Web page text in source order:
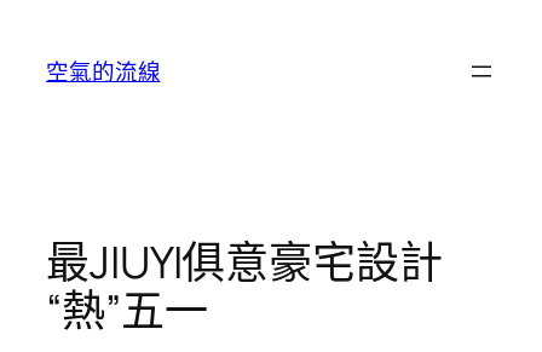
空氣的流線
最JIUYI俱意豪宅設計
“熱”五一